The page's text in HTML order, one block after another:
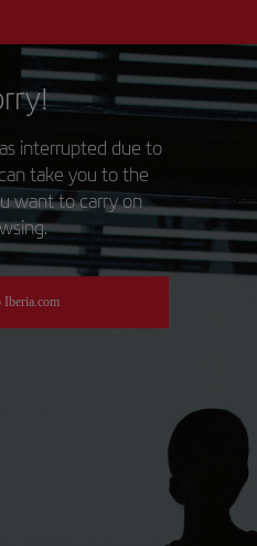
interrupted due to
take you to the
want to carry on
Iberia.com